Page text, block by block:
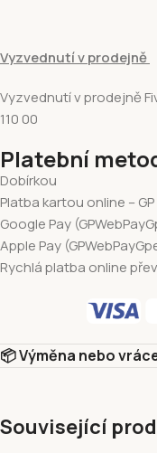
Vyzvednutí v prodejně
Vyzvednutí v prodejně
110 00
Platební
Dobírkou
Platba kartou online –
Google Pay
Apple Pay
Rychlá platba online
📦 Výměna nebo
Související